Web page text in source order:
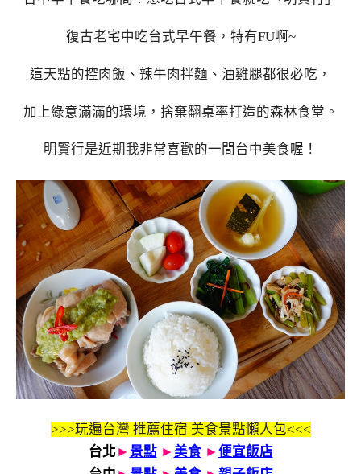
復古老宅中吃台式早午餐，特有FU啊~
這天點的控肉飯、辣牛肉拌麵、油雞腿都很必吃，
加上綠意滿滿的環境，捨棄翻桌率打造的森林食堂。
明賢行是近期我非常喜歡的一間台中美食喔！
>>>玩遍台灣 推薦住宿 美食景點懶人包<<<
台北 ► 景點 ► 美食► 便宜飯店